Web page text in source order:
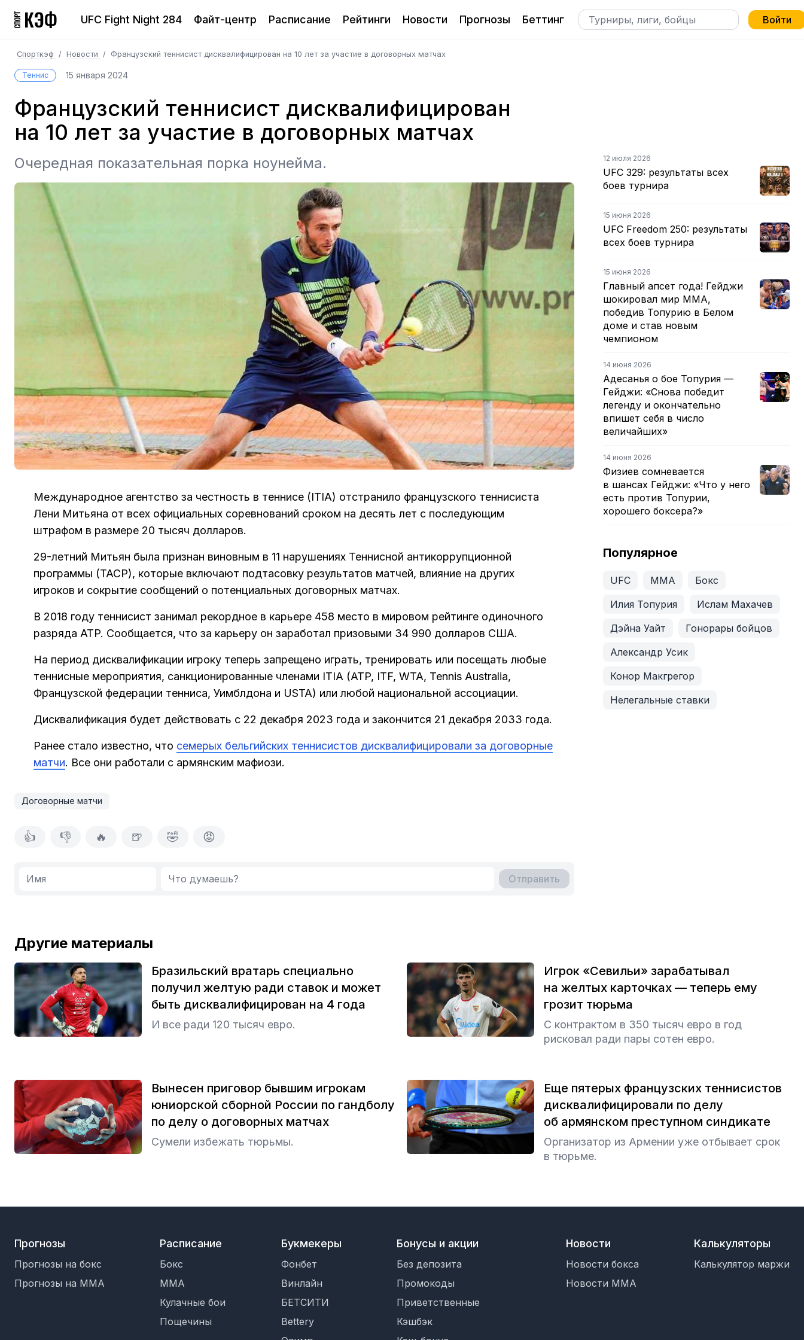
UFC Fight Night 284 Файт-центр Расписание Рейтинги Новости Прогнозы Беттинг Войти
Спорткэф / Новости / Французский теннисист дисквалифицирован на 10 лет за участие в договорных матчах
Теннис 15 января 2024
Французский теннисист дисквалифицирован
на 10 лет за участие в договорных матчах
Очередная показательная порка ноунейма.
Международное агентство за честность в теннисе (ITIA) отстранило французского теннисиста
Лени Митьяна от всех официальных соревнований сроком на десять лет с последующим
штрафом в размере 20 тысяч долларов.
29-летний Митьян была признан виновным в 11 нарушениях Теннисной антикоррупционной
программы (TACP), которые включают подтасовку результатов матчей, влияние на других
игроков и сокрытие сообщений о потенциальных договорных матчах.
В 2018 году теннисист занимал рекордное в карьере 458 место в мировом рейтинге одиночного
разряда ATP. Сообщается, что за карьеру он заработал призовыми 34 990 долларов США.
На период дисквалификации игроку теперь запрещено играть, тренировать или посещать любые
теннисные мероприятия, санкционированные членами ITIA (ATP, ITF, WTA, Tennis Australia,
Французской федерации тенниса, Уимблдона и USTA) или любой национальной ассоциации.
Дисквалификация будет действовать с 22 декабря 2023 года и закончится 21 декабря 2033 года.
Ранее стало известно, что семерых бельгийских теннисистов дисквалифицировали за договорные
матчи. Все они работали с армянским мафиози.
Договорные матчи
👍 👎 🔥 🍺 🤣 😡
Отправить
12 июля 2026
UFC 329: результаты всех
боев турнира
15 июня 2026
UFC Freedom 250: результаты
всех боев турнира
15 июня 2026
Главный апсет года! Гейджи
шокировал мир ММА,
победив Топурию в Белом
доме и став новым
чемпионом
14 июня 2026
Адесанья о бое Топурия —
Гейджи: «Снова победит
легенду и окончательно
впишет себя в число
величайших»
14 июня 2026
Физиев сомневается
в шансах Гейджи: «Что у него
есть против Топурии,
хорошего боксера?»
Популярное
UFC ММА
Бокс
Илия Топурия
Ислам Махачев
Дэйна Уайт
Гонорары бойцов
Александр Усик
Конор Макгрегор
Нелегальные ставки
Другие материалы
Бразильский вратарь специально
получил желтую ради ставок и может
быть дисквалифицирован на 4 года
И все ради 120 тысяч евро.
Игрок «Севильи» зарабатывал
на желтых карточках — теперь ему
грозит тюрьма
С контрактом в 350 тысяч евро в год
рисковал ради пары сотен евро.
Вынесен приговор бывшим игрокам
юниорской сборной России по гандболу
по делу о договорных матчах
Сумели избежать тюрьмы.
Еще пятерых французских теннисистов
дисквалифицировали по делу
об армянском преступном синдикате
Организатор из Армении уже отбывает срок
в тюрьме.
Прогнозы
Прогнозы на бокс
Прогнозы на MMA
Расписание
Бокс
MMA
Кулачные бои
Пощечины
Букмекеры
Фонбет
Винлайн
БЕТСИТИ
Bettery
Бонусы и акции
Без депозита
Промокоды
Приветственные
Кэшбэк
Новости
Новости бокса
Новости MMA
Калькуляторы
Калькулятор маржи